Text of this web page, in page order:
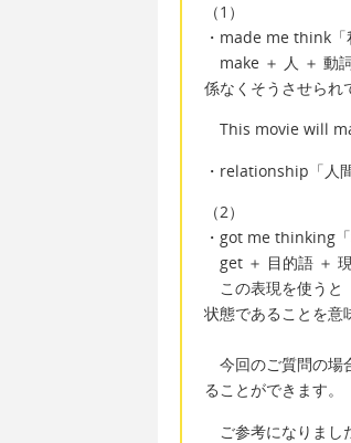
（1）
・made me think「
make ＋ 人 ＋ 動
係なくそうさせられ
This movie will
・relationship「人
（2）
・got me thinking
get ＋ 目的語 ＋
この表現を使うと
状態であることを意
今回のご質問の場
ることができます。
ご参考になりまし